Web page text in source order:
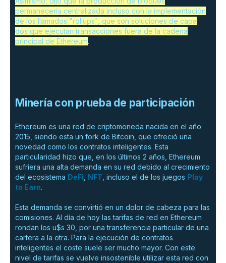
permanecería centralizada incluso con la implementación
de los llamados "rollups", que son soluciones de capa
dos que ejecutan transacciones fuera de la cadena
principal de Ethereum.
Minería con prueba de participación
Ethereum es una red de criptomoneda nacida en el año
2015, siendo esta un fork de Bitcoin, que ofreció una
novedad como los contratos inteligentes. Esta
particularidad hizo que, en los últimos 2 años, Ethereum
sufriera una alta demanda en su red debido al crecimiento
del ecosistema DeFi, NFT, incluso el de los juegos Play
to Earn.
Esta demanda se convirtió en un dolor de cabeza para las
comisiones. Al día de hoy las tarifas de red en Ethereum
rondan los u$s 30, por una transferencia particular de una
cartera a la otra. Para la ejecución de contratos
inteligentes el coste suele ser mucho mayor. Con este
nivel de tarifas se vuelve insostenible utilizar esta red con